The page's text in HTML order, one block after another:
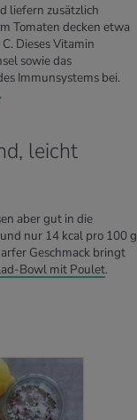
liefern zusätzlich
Tomaten decken etwa
Dieses Vitamin
sowie das
Immunsystems bei.
.
leicht
aber gut in die
nur 14 kcal pro 100 g
Geschmack bringt
Bowl mit Poulet.